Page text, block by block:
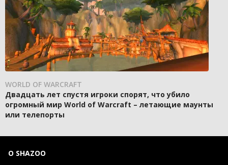
WORLD OF WARCRAFT
Двадцать лет спустя игроки спорят, что убило
огромный мир World of Warcraft – летающие маунты
или телепорты
О SHAZOO